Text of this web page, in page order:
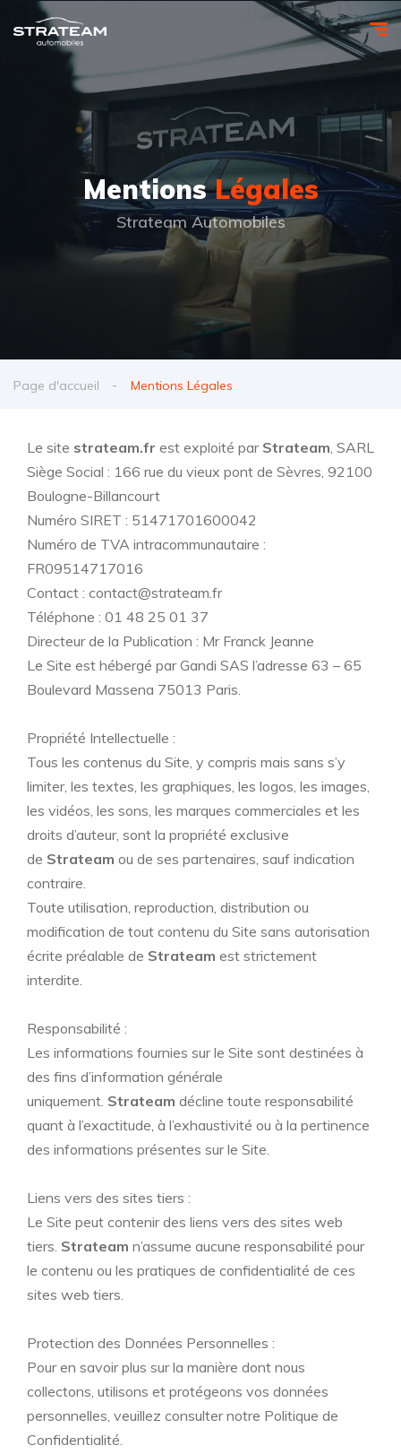
MentionsLégales
Strateam Automobiles
Page d'accueil Mentions Légales
Le site strateam.fr est exploité par Strateam, SARL
Siège Social : 166 rue du vieux pont de Sèvres, 92100
Boulogne-Billancourt
Numéro SIRET : 51471701600042
Numéro de TVA intracommunautaire :
FR09514717016
Contact : contact@strateam.fr
Téléphone : 01 48 25 01 37
Directeur de la Publication : Mr Franck Jeanne
Le Site est hébergé par Gandi SAS l’adresse 63 – 65
Boulevard Massena 75013 Paris.
Propriété Intellectuelle :
Tous les contenus du Site, y compris mais sans s’y
limiter, les textes, les graphiques, les logos, les images,
les vidéos, les sons, les marques commerciales et les
droits d’auteur, sont la propriété exclusive
de Strateam ou de ses partenaires, sauf indication
contraire.
Toute utilisation, reproduction, distribution ou
modification de tout contenu du Site sans autorisation
écrite préalable de Strateam est strictement
interdite.
Responsabilité :
Les informations fournies sur le Site sont destinées à
des fins d’information générale
uniquement. Strateam décline toute responsabilité
quant à l’exactitude, à l’exhaustivité ou à la pertinence
des informations présentes sur le Site.
Liens vers des sites tiers :
Le Site peut contenir des liens vers des sites web
tiers. Strateam n’assume aucune responsabilité pour
le contenu ou les pratiques de confidentialité de ces
sites web tiers.
Protection des Données Personnelles :
Pour en savoir plus sur la manière dont nous
collectons, utilisons et protégeons vos données
personnelles, veuillez consulter notre Politique de
Confidentialité.